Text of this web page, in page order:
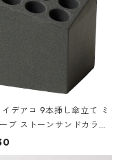
デアコ 9本挿し傘立て ミ
ブ ストーンサンドカラー
Umbrella Stand CUB
ーンサンドブラック